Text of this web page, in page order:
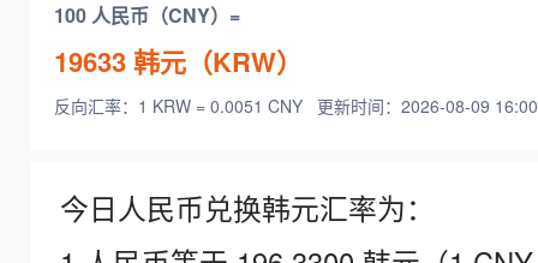
100 人民币（CNY）=
19633韩元（KRW）
反向汇率：1 KRW = 0.0051 CNY 更新时间：2026-08-09
今日人民币兑换韩元汇率为：